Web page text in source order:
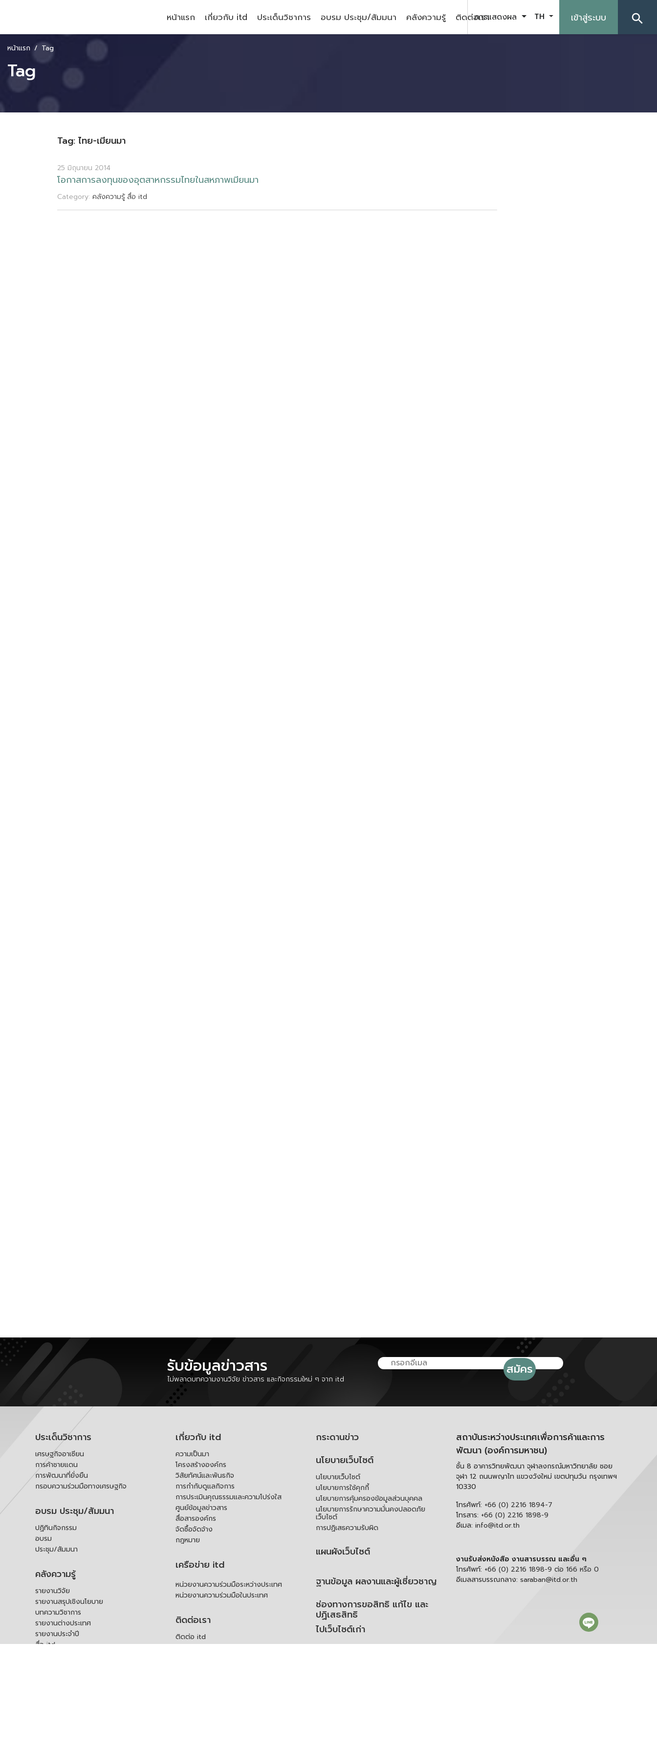
หน้าแรก เกี่ยวกับ itd ประเด็นวิชาการ อบรม ประชุม/สัมมนา คลังความรู้ ติดต่อเราการแสดงผล TH เข้าสู่ระบบ search
หน้าแรก Tag
Tag
Tag: ไทย-เมียนมา
25 มิถุนายน 2014
โอกาสการลงทนของอตสาหกรรมไทยในสหภาพเมยนมา
Category: คลังความรู้ สื่อ itd
รับข้อมูลข่าวสาร
ไม่พลาดบทความงานวิจัย ข่าวสาร และกิจกรรมใหม่ ๆ จาก itd
ประเด็นวิชาการ
เศรษฐกิจอาเซียน
การค้าชายแดน
การพัฒนาที่ยั่งยืน
กรอบความร่วมมือทางเศรษฐกิจ
อบรม ประชุม/สัมมนา
ปฏิทินกิจกรรม
อบรม
ประชุม/สัมมนา
คลังความรู้
รายงานวิจัย
รายงานสรุปเชิงนโยบาย
บทความวิชาการ
รายงานต่างประเทศ
รายงานประจำปี
สื่อ itd
เกี่ยวกับ itd
ความเป็นมา
โครงสร้างองค์กร
วิสัยทัศน์และพันธกิจ
การกำกับดูแลกิจการ
การประเมินคุณธรรมและความโปร่งใส
ศูนย์ข้อมูลข่าวสาร
สื่อสารองค์กร
จัดซื้อจัดจ้าง
กฎหมาย
เครือข่าย itd
หน่วยงานความร่วมมือระหว่างประเทศ
หน่วยงานความร่วมมือในประเทศ
ติดต่อเรา
ติดต่อ itd
กระดานข่าว
นโยบายเว็บไซต์
นโยบายเว็บไซต์
นโยบายการใช้คุกกี้
นโยบายการคุ้มครองข้อมูลส่วนบุคคล
นโยบายการรักษาความมั่นคงปลอดภัย
เว็บไซต์
การปฏิเสธความรับผิด
แผนผังเว็บไซต์
ฐานข้อมูล ผลงานและผู้เชี่ยวชาญ
ช่องทางการขอสิทธิ แก้ไข และ
ปฏิเสธสิทธิ
ไปเว็บไซต์เก่า
สถาบันระหว่างประเทศเพื่อการค้าและการ
พัฒนา (องค์การมหาชน)
ชั้น 8 อาคารวิทยพัฒนา จุฬาลงกรณ์มหาวิทยาลัย ซอย
จุฬา 12 ถนนพญาไท แขวงวังใหม่ เขตปทุมวัน กรุงเทพฯ
10330
โทรศัพท์: +66 (0) 2216 1894-7
โทรสาร: +66 (0) 2216 1898-9
อีเมล: info@itd.or.th
งานรับส่งหนังสือ งานสารบรรณ และอื่น ๆ
โทรศัพท์: +66 (0) 2216 1898-9 ต่อ 166 หรือ 0
อีเมลสารบรรณกลาง: saraban@itd.or.th